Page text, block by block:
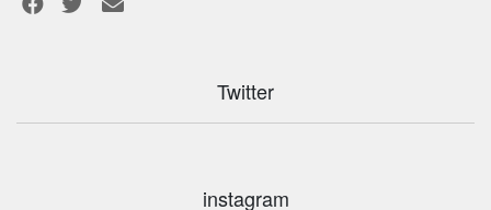
Twitter
instagram